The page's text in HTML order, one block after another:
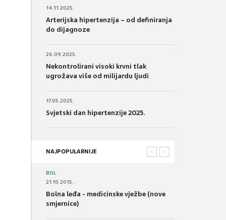
14.11.2025.
Arterijska hipertenzija – od definiranja
do dijagnoze
26.09.2025.
Nekontrolirani visoki krvni tlak
ugrožava više od milijardu ljudi
17.05.2025.
Svjetski dan hipertenzije 2025.
NAJPOPULARNIJE >
<
BOL
21.10.2015.
Bolna leđa - medicinske vježbe (nove
smjernice)